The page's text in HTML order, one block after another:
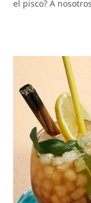
el pisco? A